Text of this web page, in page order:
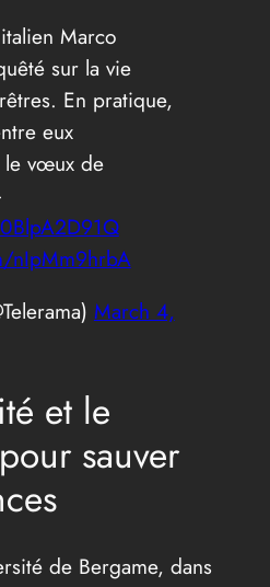
Marco
sur la vie
En pratique,
eux
le vœux de
nIpMm9hrbA
March 4,
et le
sauver
de Bergame, dans